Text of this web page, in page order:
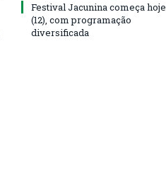
Festival Jacunina começa hoje
(12), com programação
diversificada